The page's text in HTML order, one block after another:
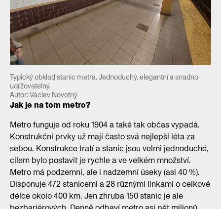
Typický obklad stanic metra. Jednoduchý, elegantní a snadno
udržovatelný.
Autor: Václav Novotný
Jak je na tom metro?
Metro funguje od roku 1904 a také tak občas vypadá.
Konstrukční prvky už mají často svá nejlepší léta za
sebou. Konstrukce tratí a stanic jsou velmi jednoduché,
cílem bylo postavit je rychle a ve velkém množství.
Metro má podzemní, ale i nadzemní úseky (asi 40 %).
Disponuje 472 stanicemi a 28 různými linkami o celkové
délce okolo 400 km. Jen zhruba 150 stanic je ale